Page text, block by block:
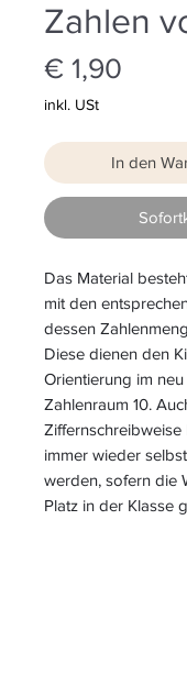
Zahlen
€ 1,90
inkl. USt
In den
Das Material
mit den
dessen
Diese dienen den
Orientierung im
Zahlenraum 10.
Ziffernschreibweise
immer wieder
werden, sofern die
Platz in der Klasse